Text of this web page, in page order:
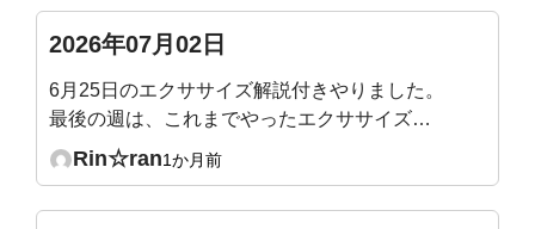
2026年07月02日
6月25日のエクササイズ解説付きやりました。
最後の週は、これまでやったエクササイズの
総まとめなので、やりやすくて1時間があっと
Rin☆ran1か月前